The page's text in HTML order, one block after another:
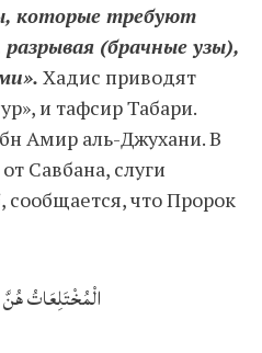
которые требуют
(брачные узы),
Хадис приводят
и тафсир Табари.
Амир аль-Джухани. В
Савбана, слуги
الْمُخْتَلِعَاتُ هُنَّ